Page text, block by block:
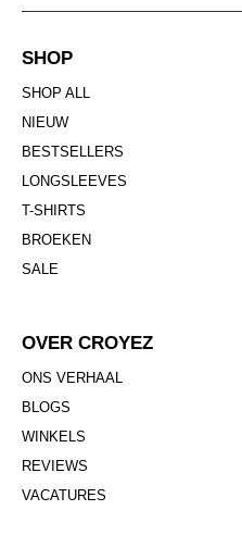
SHOP
SHOP ALL
NIEUW
BESTSELLERS
LONGSLEEVES
T-SHIRTS
BROEKEN
SALE
OVER CROYEZ
ONS VERHAAL
BLOGS
WINKELS
REVIEWS
VACATURES